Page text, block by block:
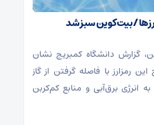
/ بیت‌کوین سبز شد
گزارش دانشگاه کمبریج نشان
رمزارز با فاصله گرفتن از گاز
انرژی برق‌آبی و منابع کم‌کربن